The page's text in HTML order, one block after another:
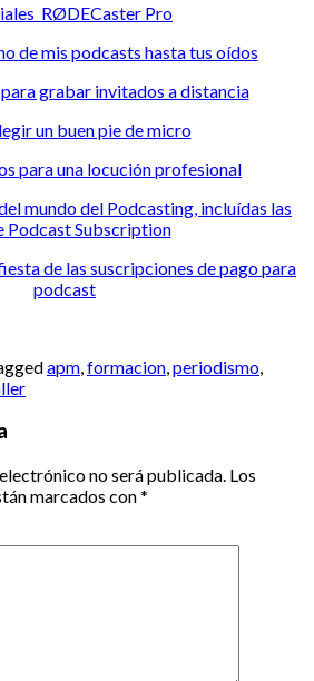
RØDECaster Pro
de mis podcasts hasta tus oídos
grabar invitados a distancia
un buen pie de micro
para una locución profesional
mundo del Podcasting, incluídas las
Podcast Subscription
de las suscripciones de pago para
podcast
apm formacion periodismo
no será publicada. Los
marcados con*